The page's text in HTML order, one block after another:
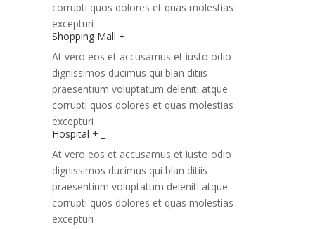
corrupti quos dolores et quas molestias
excepturi
Shopping Mall +
At vero eos et accusamus et iusto odio
dignissimos ducimus qui blan ditiis
praesentium voluptatum deleniti atque
corrupti quos dolores et quas molestias
excepturi
Hospital +
At vero eos et accusamus et iusto odio
dignissimos ducimus qui blan ditiis
praesentium voluptatum deleniti atque
corrupti quos dolores et quas molestias
excepturi